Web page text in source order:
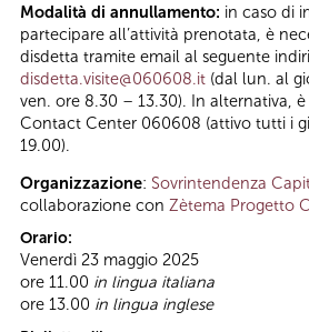
Modalità di annullamento: in caso di
partecipare all’attività prenotata, è
disdetta tramite email al seguente
disdetta.visite@060608.it (dal lun. al
ven. ore 8.30 – 13.30). In alternativa,
Contact Center 060608 (attivo tutti i
19.00).
Organizzazione: Sovrintendenza
collaborazione con Zètema Progetto
Orario:
Venerdì 23 maggio 2025
ore 11.00 in lingua italiana
ore 13.00 in lingua inglese